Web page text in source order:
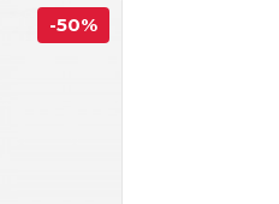
-50%